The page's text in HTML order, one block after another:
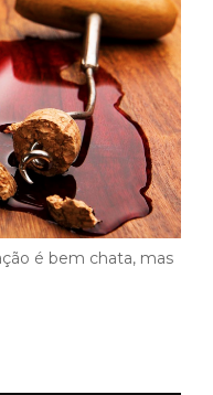
é bem chata, mas